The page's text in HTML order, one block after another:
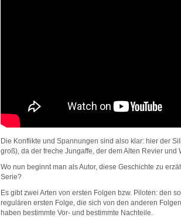
Die Konflikte und Spannungen sind also klar: hier der
groß), da der freche Jungaffe, der dem Alten Revier und
Wo nun beginnt man als Autor, diese Geschichte zu
Serie?
Es gibt zwei Arten von ersten Folgen bzw. Piloten: den
regulären ersten Folge, die sich von den anderen
haben bestimmte Vor- und bestimmte Nachteile.